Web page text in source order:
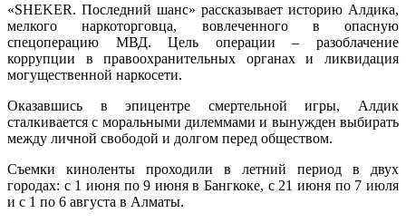
«SHEKER. Последний шанс» рассказывает историю Алдика,
мелкого наркоторговца, вовлеченного в опасную
спецоперацию МВД. Цель операции – разоблачение
коррупции в правоохранительных органах и ликвидация
могущественной наркосети.
Оказавшись в эпицентре смертельной игры, Алдик
сталкивается с моральными дилеммами и вынужден выбирать
между личной свободой и долгом перед обществом.
Съемки киноленты проходили в летний период в двух
городах: с 1 июня по 9 июня в Бангкоке, с 21 июня по 7 июля
и с 1 по 6 августа в Алматы.